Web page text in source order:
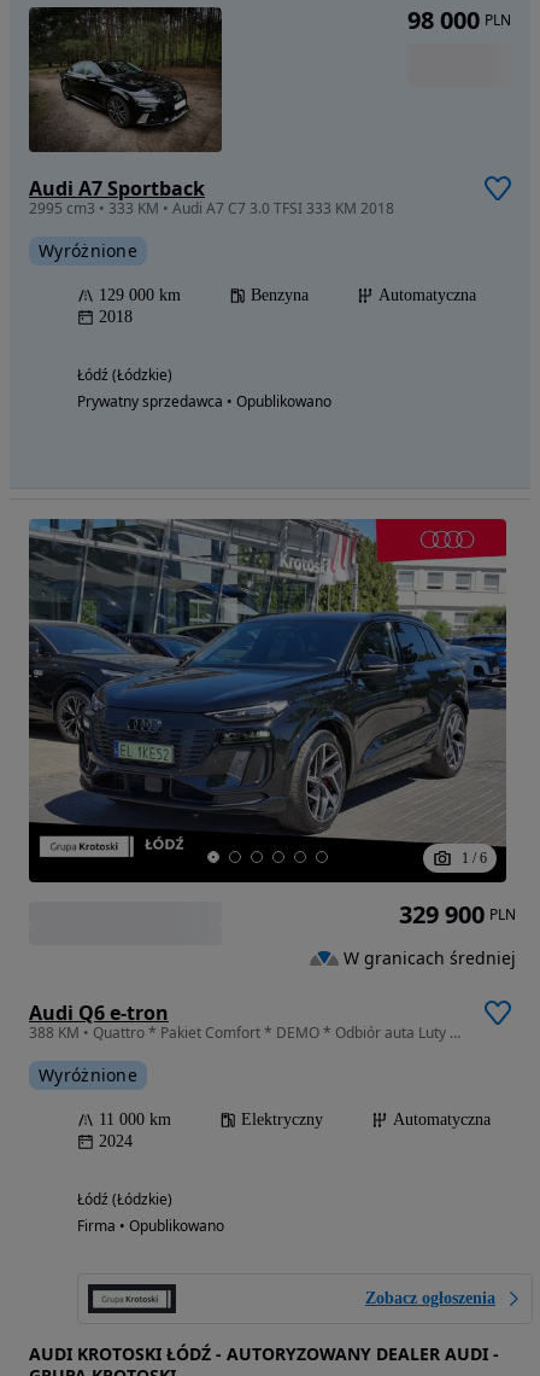
Audi A7 Sportback
2995 cm3 • 333 KM • Audi A7 C7 3.0 TFSI 333 KM 2018
Wyróżnione
129 000 km Benzyna
Automatyczna
2018
Łódź (Łódzkie)
Prywatny sprzedawca • Opublikowano
98 000 PLN
1 / 6
Audi Q6 e-tron
388 KM • Quattro * Pakiet Comfort * DEMO * Odbiór auta Luty 2025 *
Wyróżnione
11 000 km Elektryczny
Automatyczna
2024
Łódź (Łódzkie)
Firma • Opublikowano
Zobacz ogłoszenia
AUDI KROTOSKI ŁÓDŹ - AUTORYZOWANY DEALER AUDI -
329 900 PLN
W granicach średniej